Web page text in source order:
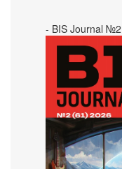
- BIS Journal